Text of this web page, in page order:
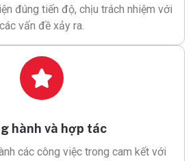
đúng tiến độ, chịu trách nhiệm với
các vấn đề xảy ra.
hành và hợp tác
các công việc trong cam kết với